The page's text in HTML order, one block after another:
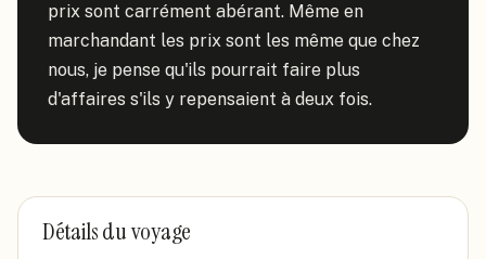
prix sont carrément abérant. Même en
marchandant les prix sont les même que chez
nous, je pense qu'ils pourrait faire plus
d'affaires s'ils y repensaient à deux fois.
Détails du voyage